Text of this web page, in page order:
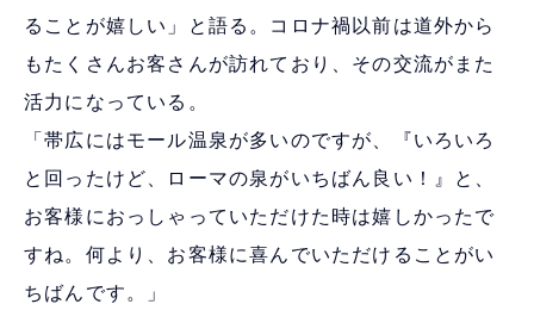
ることが嬉しい」と語る。コロナ禍以前は道外から
もたくさんお客さんが訪れており、その交流がまた
活力になっている。
「帯広にはモール温泉が多いのですが、『いろいろ
と回ったけど、ローマの泉がいちばん良い！』と、
お客様におっしゃっていただけた時は嬉しかったで
すね。何より、お客様に喜んでいただけることがい
ちばんです。」